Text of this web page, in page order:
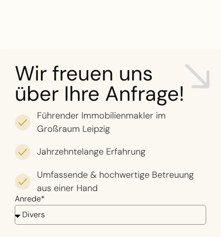
Wir freuen uns
über Ihre Anfrage!
Führender Immobilienmakler im
Großraum Leipzig
Jahrzehntelange Erfahrung
Umfassende & hochwertige Betreuung
aus einer Hand
Anrede*